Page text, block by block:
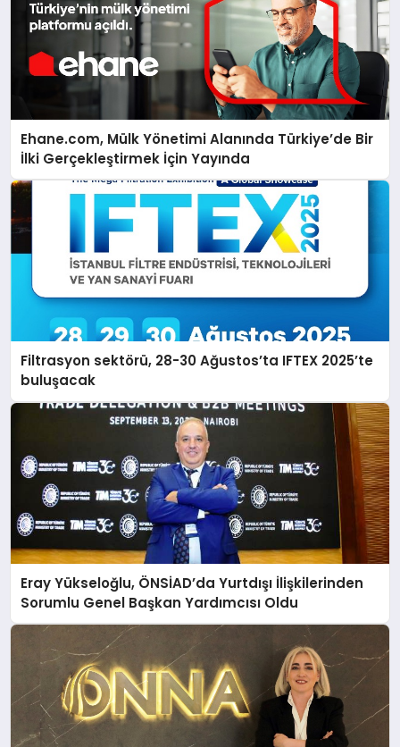
Ehane.com, Mülk Yönetimi Alanında Türkiye’de Bir
İlki Gerçekleştirmek İçin Yayında
Filtrasyon sektörü, 28-30 Ağustos’ta IFTEX 2025’te
buluşacak
Eray Yükseloğlu, ÖNSİAD’da Yurtdışı İlişkilerinden
Sorumlu Genel Başkan Yardımcısı Oldu